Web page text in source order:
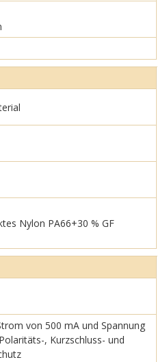
Nylon PA66+30 % GF
von 500 mA und Spannung
, Kurzschluss- und